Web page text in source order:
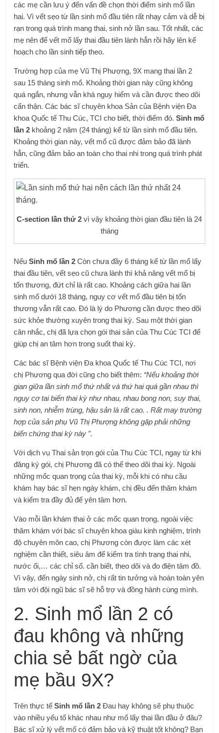
các mẹ cần lưu ý đến vấn đề chọn thời điểm sinh mổ lần
hai. Vì vết sẹo từ lần sinh mổ đầu tiên rất nhạy cảm và dễ bị
rạn trong quá trình mang thai, sinh nở lần sau. Tốt nhất, các
mẹ nên để vết mổ lấy thai đầu tiên lành hẳn rồi hãy lên kế
hoạch cho lần sinh tiếp theo.
Trường hợp của mẹ Vũ Thị Phượng, 9X mang thai lần 2
sau 15 tháng sinh mổ. Khoảng thời gian này cũng không
quá ngắn, nhưng vẫn khá nguy hiểm và cần được theo dõi
cẩn thận. Các bác sĩ chuyên khoa Sản của Bệnh viện Đa
khoa Quốc tế Thu Cúc, TCI cho biết, thời điểm đó.Sinh mổ
lần 2 khoảng 2 năm (24 tháng) kể từ lần sinh mổ đầu tiên.
Khoảng thời gian này, vết mổ cũ được đảm bảo đã lành
hẳn, cũng đảm bảo an toàn cho thai nhi trong quá trình phát
triển.
C-section lần thứ 2 vì vậy khoảng thời gian đầu tiên là 24
tháng
NếuSinh mổ lần 2 Còn chưa đầy 6 tháng kể từ lần mổ lấy
thai đầu tiên, vết sẹo cũ chưa lành thì khả năng vết mổ bị
tổn thương, đứt chỉ là rất cao. Khoảng cách giữa hai lần
sinh mổ dưới 18 tháng, nguy cơ vết mổ đầu tiên bị tổn
thương vẫn rất cao. Đó là lý do Phương cần được theo dõi
sức khỏe thường xuyên trong thai kỳ. Sau một thời gian
cân nhắc, chị đã lựa chọn gói thai sản của Thu Cúc TCI để
giúp chị an tâm hơn trong suốt thai kỳ.
Các bác sĩ Bệnh viện Đa khoa Quốc tế Thu Cúc TCI, nơi
chị Phương qua đời cũng cho biết thêm: “Nếu khoảng thời
gian giữa lần sinh mổ thứ nhất và thứ hai quá gần nhau thì
nguy cơ tai biến thai kỳ như nhau, nhau bong non, suy thai,
sinh non, nhiễm trùng, hậu sản là rất cao. . Rất may trường
hợp của sản phụ Vũ Thị Phượng không gặp phải những
biến chứng thai kỳ này ”.
Với dịch vụ Thai sản trọn gói của Thu Cúc TCI, ngay từ khi
đăng ký gói, chị Phương đã có thể theo dõi thai kỳ. Ngoài
những mốc quan trọng của thai kỳ, mỗi khi có nhu cầu
khám hay bác sĩ hẹn ngày khám, chị đều đến thăm khám
và kiểm tra đầy đủ để yên tâm hơn.
Vào mỗi lần khám thai ở các mốc quan trọng, ngoài việc
thăm khám với bác sĩ chuyên khoa giàu kinh nghiệm, trình
độ chuyên môn cao, chị Phương còn được làm các xét
nghiệm cần thiết, siêu âm để kiểm tra tình trạng thai nhi,
nước ối,… các chỉ số. cần biết, theo dõi và đo điện tâm đồ.
Vì vậy, đến ngày sinh nở, chị rất tin tưởng và hoàn toàn yên
tâm với đội ngũ bác sĩ sẽ hỗ trợ và đồng hành cùng mình.
2. Sinh mổ lần 2 có
đau không và những
chia sẻ bất ngờ của
mẹ bầu 9X?
Trên thực tếSinh mổ lần 2 Đau hay không sẽ phụ thuộc
vào nhiều yếu tố khác nhau như mổ lấy thai lần đầu ở đâu?
Bác sĩ xử lý vết mổ có đảm bảo và kỹ thuật tốt không? Bạn